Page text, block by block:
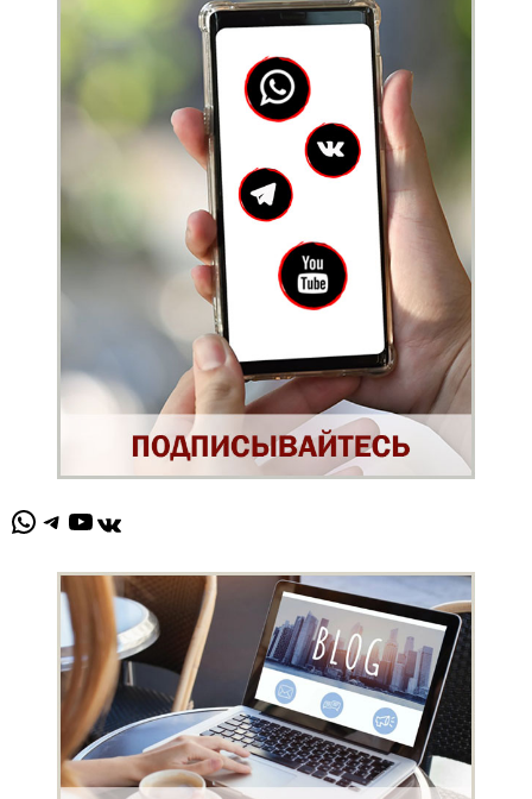
WhatsApp Telegram YouTube ВКонтакте